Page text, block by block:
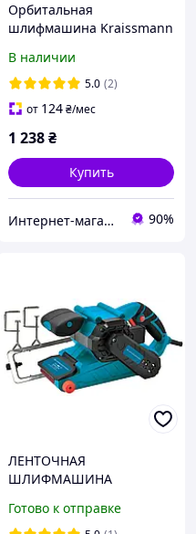
Орбитальная
шлифмашина Kraissmann
Шлифмашина
эксцентриковая
В наличии
5.0 (2)
от 124₴/мес
1 238₴
Купить
Интернет-магазин "inGarden" 90%
ЛЕНТОЧНАЯ
ШЛИФМАШИНА
(ВОЗМОЖНОСТЬ
Готово к отправке